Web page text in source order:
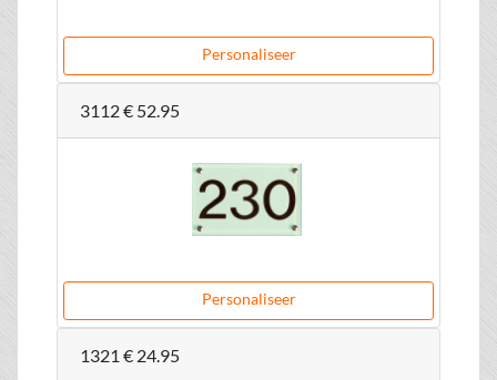
Personaliseer
3112€ 52.95
Personaliseer
1321 € 24.95